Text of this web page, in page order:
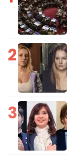
2
3